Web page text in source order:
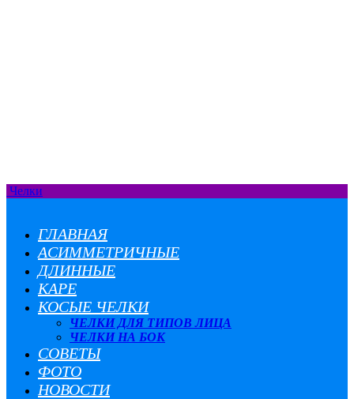
Челки
ГЛАВНАЯ
АСИММЕТРИЧНЫЕ
ДЛИННЫЕ
КАРЕ
КОСЫЕ ЧЕЛКИ
ЧЕЛКИ ДЛЯ ТИПОВ ЛИЦА
ЧЕЛКИ НА БОК
СОВЕТЫ
ФОТО
НОВОСТИ